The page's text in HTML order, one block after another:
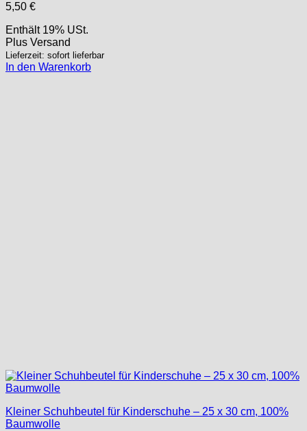
5,50 €
Enthält 19% USt.
Plus Versand
Lieferzeit: sofort lieferbar
In den Warenkorb
Kleiner Schuhbeutel für Kinderschuhe – 25 x 30 cm, 100%
Baumwolle